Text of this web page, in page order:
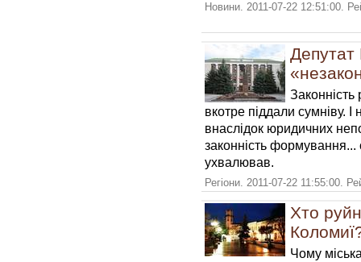
Новини. 2011-07-22 12:51:00.
Депутат
Законність
вкотре піддали сумніву. І
внаслідок юридичних
законність формування...
ухвалював.
Регіони. 2011-07-22 11:55:00.
Хто
Чому